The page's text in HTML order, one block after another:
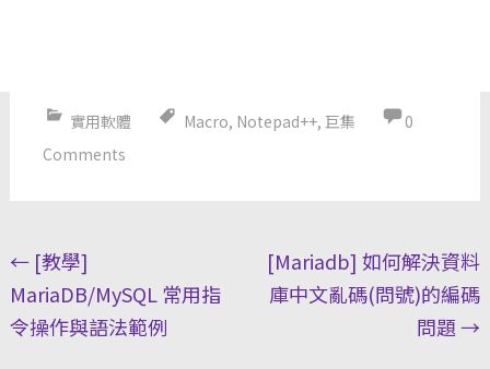
實用軟體 Macro, Notepad++, 巨集
0
Comments
Post
navigation
←[教學]
MariaDB/MySQL 常用指
令操作與語法範例
[Mariadb] 如何解決資料
庫中文亂碼(問號)的編碼
問題→